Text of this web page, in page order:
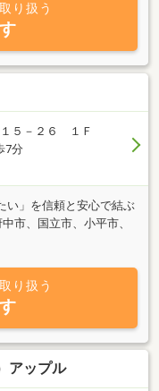
り扱う
５－２６ １Ｆ
7分
い」を信頼と安心で結ぶ
市、国立市、小平市、
地）を中心に幅広く取
『親切・丁寧・判りや
解できるまで、納得い
の際は１日も早い売却
１２０％活用して売却
事業としまして賃貸物
損害保険代理店も行っ
り扱う
アップル